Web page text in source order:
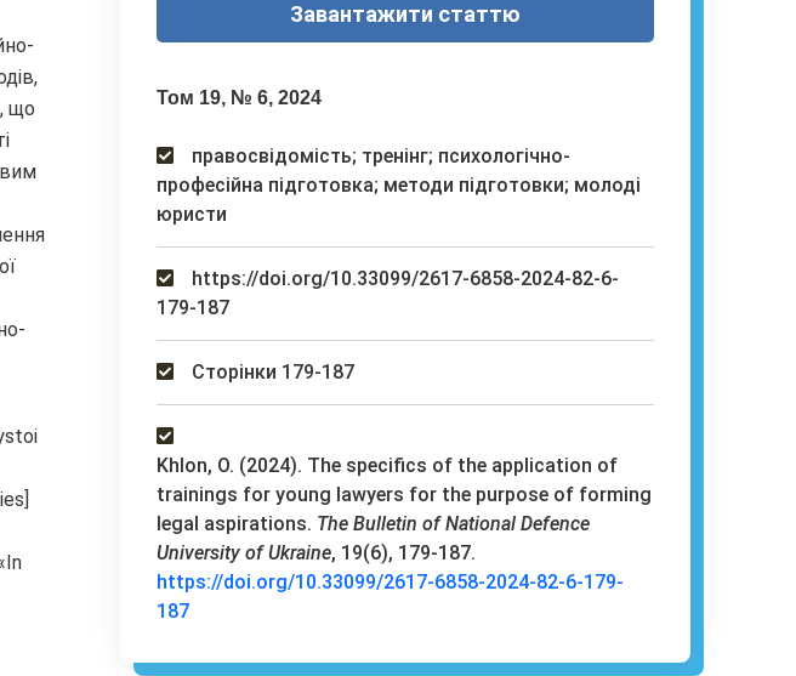
що
Завантажити статтю
Том 19, № 6, 2024
правосвідомість; тренінг; психологічно-
професійна підготовка; методи підготовки; молоді
юристи
https://doi.org/10.33099/2617-6858-2024-82-6-
179-187
Сторінки 179-187
Khlon, O. (2024). The specifics of the application of
trainings for young lawyers for the purpose of forming
legal aspirations. The Bulletin of National Defence
University of Ukraine, 19(6), 179-187.
https://doi.org/10.33099/2617-6858-2024-82-6-179-
187